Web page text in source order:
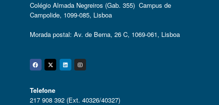
Colégio Almada Negreiros (Gab. 355) Campus de
Campolide, 1099-085, Lisboa
Morada postal: Av. de Berna, 26 C, 1069-061, Lisboa
Facebook
Twitter
Linkedin
Instagram
Telefone
217 908 392 (Ext. 40326/40327)